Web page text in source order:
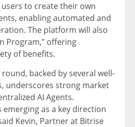
to create their own
enabling automated and
The platform will also
Program,” offering
of benefits.
backed by several well-
underscores strong market
AI Agents.
emerging as a key direction
Kevin, Partner at Bitrise